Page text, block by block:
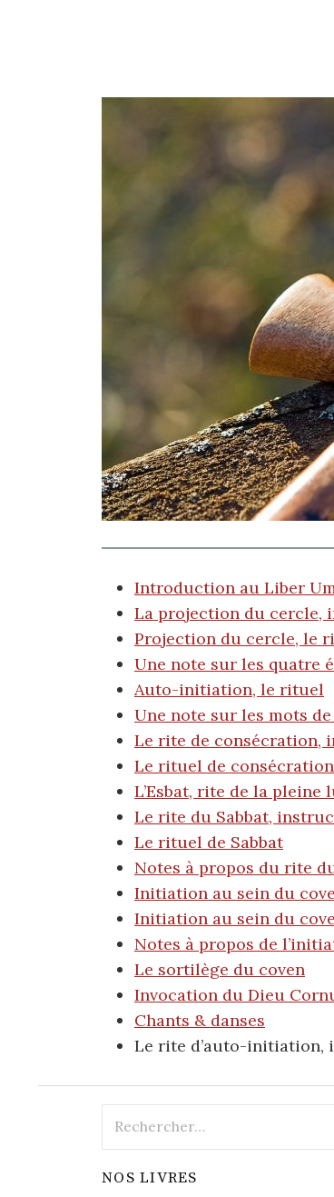
Introduction au Liber
La projection du
Projection du cercle, le
Une note sur les quatre
Auto-initiation, le rituel
Une note sur les mots
Le rite de
Le rituel de consécration
L’Esbat, rite de la pleine
Le rite du Sabbat,
Le rituel de Sabbat
Notes à propos du rite
Initiation au sein du
Initiation au sein du
Notes à propos de
Le sortilège du coven
Invocation du Dieu
Chants & danses
Le rite d’auto-
NOS LIVRES